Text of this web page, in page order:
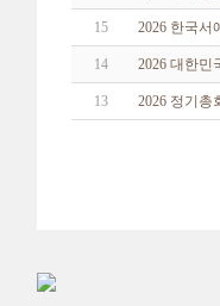
15 2026 한국서
14 2026 대한민
13 2026 정기총